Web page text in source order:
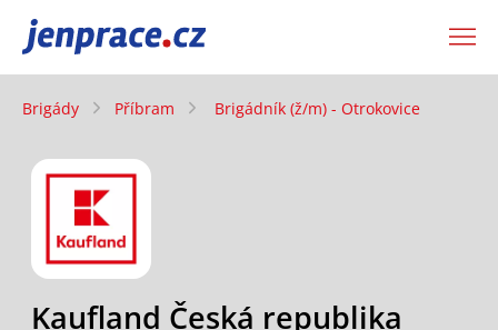
JenPráce.cz
Brigády Příbram Brigádník (ž/m) - Otrokovice
Kaufland Česká republika